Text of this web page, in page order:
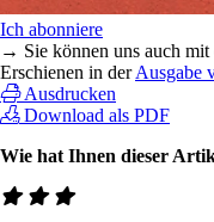
Ich abonniere
→ Sie können uns auch mit
Erschienen in derAusgabe
Ausdrucken
Download als PDF
Wie hat Ihnen dieser